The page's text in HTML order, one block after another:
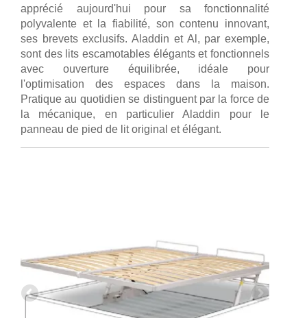
apprécié aujourd'hui pour sa fonctionnalité
polyvalente et la fiabilité, son contenu innovant,
ses brevets exclusifs. Aladdin et Al, par exemple,
sont des lits escamotables élégants et fonctionnels
avec ouverture équilibrée, idéale pour
l'optimisation des espaces dans la maison.
Pratique au quotidien se distinguent par la force de
la mécanique, en particulier Aladdin pour le
panneau de pied de lit original et élégant.